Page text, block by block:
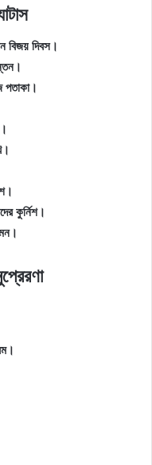
বিজয় দিবস।
পতাকা।
কুর্নিশ।